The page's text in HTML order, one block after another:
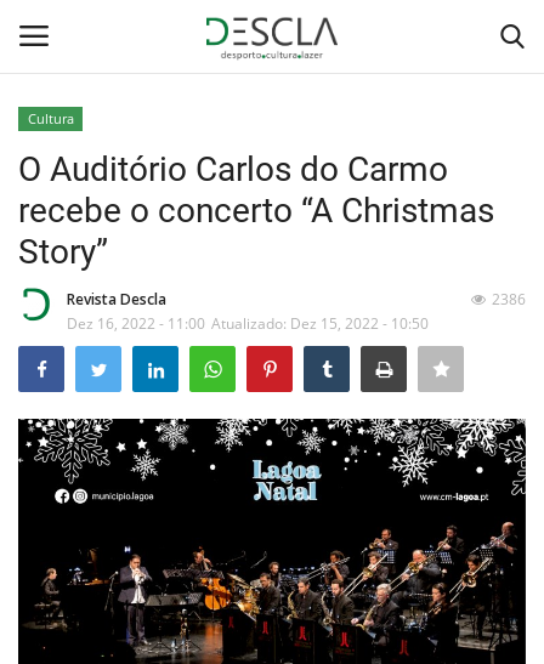
Home
...by Descla
Desporto
Sobre Nós
Estatuto Editorial
Saúde
Cultura
O Auditório Carlos do Carmo
recebe o concerto “A Christmas
Story”
Revista Descla
Dez 16, 2022 - 11:00 Atualizado: Dez 15, 2022 - 10:50
2386